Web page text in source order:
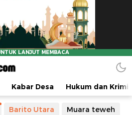
Kabar Desa Hukum dan
Barito Utara Muara teweh